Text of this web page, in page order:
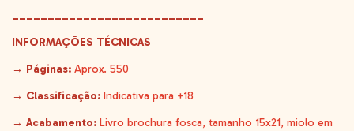
___________________________
INFORMAÇÕES TÉCNICAS
→ Páginas: Aprox. 550
→ Classificação: Indicativa para +18
→ Acabamento: Livro brochura fosca, tamanho 15x21, miolo em